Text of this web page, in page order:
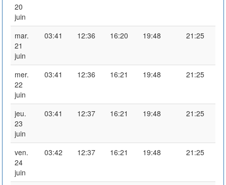
20
juin
mar.
21
juin
03:41 12:36 16:20 19:48 21:25
mer.
22
juin
03:41 12:36 16:21 19:48 21:25
jeu.
23
juin
03:41 12:37 16:21 19:48 21:25
ven.
24
juin
03:42 12:37 16:21 19:48 21:25